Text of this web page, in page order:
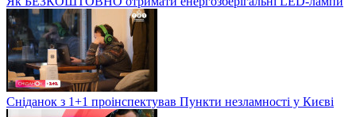
Сніданок з 1+1 проінспектував Пункти незламності у Києві